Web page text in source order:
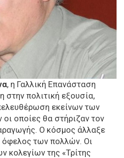
, η Γαλλική Επανάσταση
στην πολιτική εξουσία,
εκείνων των
οποίες θα στήριζαν τον
Ο κόσμος άλλαξε
όφελος των πολλών. Οι
κολεγίων της «Τρίτης